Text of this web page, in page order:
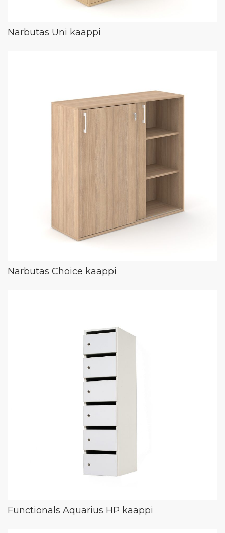
Narbutas Uni kaappi
Narbutas Choice kaappi
Functionals Aquarius HP kaappi